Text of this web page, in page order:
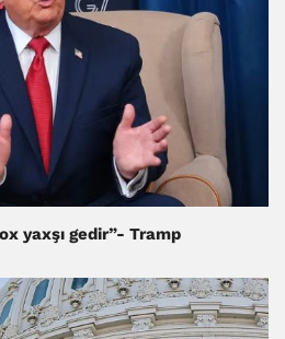
yaxşı gedir”- Tramp